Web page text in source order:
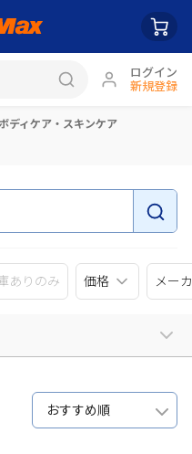
ログイン
新規登録
ボディケア・スキンケア
ありのみ 価格 メー
おすすめ順